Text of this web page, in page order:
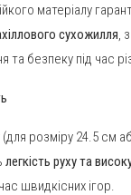
матеріалу
сухожилля,
безпеку під час
(для розміру 24.5 см
легкість руху та
швидкісних ігор.